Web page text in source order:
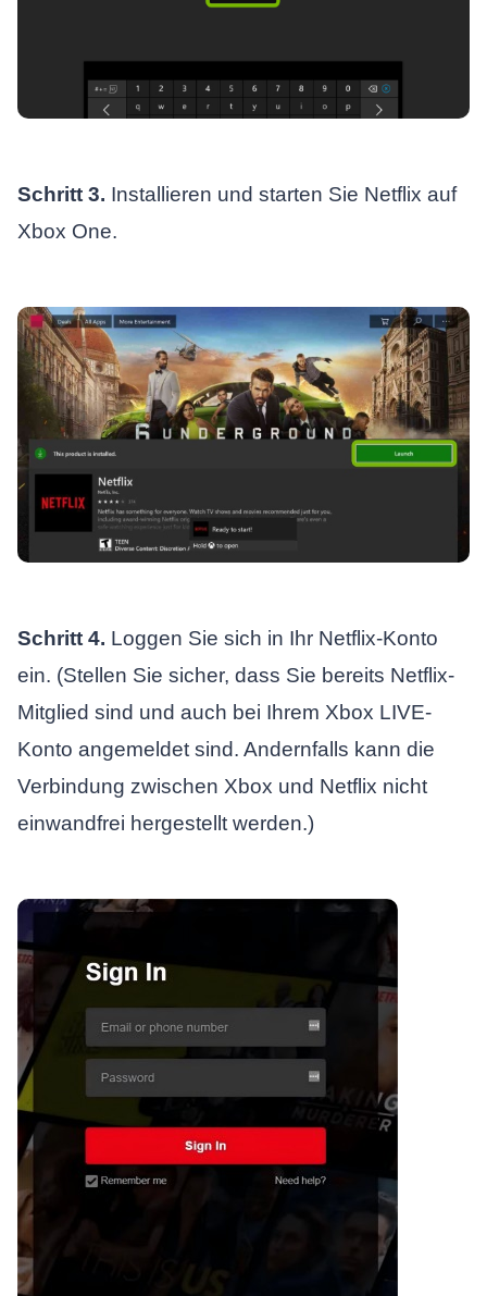
Schritt 3. Installieren und starten Sie Netflix auf
Xbox One.
Schritt 4. Loggen Sie sich in Ihr Netflix-Konto
ein. (Stellen Sie sicher, dass Sie bereits Netflix-
Mitglied sind und auch bei Ihrem Xbox LIVE-
Konto angemeldet sind. Andernfalls kann die
Verbindung zwischen Xbox und Netflix nicht
einwandfrei hergestellt werden.)